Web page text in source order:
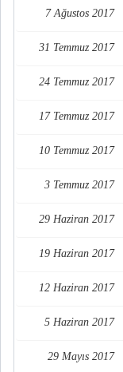
7 Ağustos 2017
31 Temmuz 2017
24 Temmuz 2017
17 Temmuz 2017
10 Temmuz 2017
3 Temmuz 2017
29 Haziran 2017
19 Haziran 2017
12 Haziran 2017
5 Haziran 2017
29 Mayıs 2017